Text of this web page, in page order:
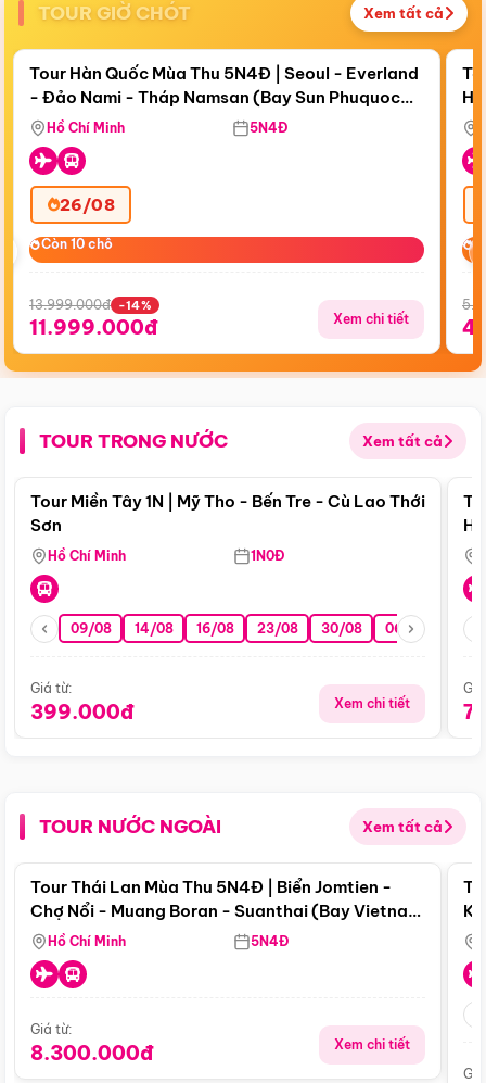
TOUR GIỜ CHÓT Xem tất cả
Còn18 ngày 12:05:01
Bay Sun Phuquoc Airways
Điểm nổi bật
Tour Hàn Quốc Mùa Thu 5N4Đ | Seoul - Everland
- Đảo Nami - Tháp Namsan (Bay Sun Phuquoc
Airways)
Hồ Chí Minh 5N4Đ
26/08
Còn 10 chỗ
Còn 10 chỗ
13.999.000đ -14%
11.999.000đ Xem chi tiết
TOUR TRONG NƯỚC Xem tất cả
Điểm nổi bật
Tour Miền Tây 1N | Mỹ Tho - Bến Tre - Cù Lao Thới
Sơn
Hồ Chí Minh 1N0Đ
09/08 14/08 16/08 23/08 30/08 06/09 13/09
Giá từ:
399.000đ Xem chi tiết
TOUR NƯỚC NGOÀI Xem tất cả
Điểm nổi bật
Tour Thái Lan Mùa Thu 5N4Đ | Biển Jomtien -
Chợ Nổi - Muang Boran - Suanthai (Bay Vietnam
Airlines)
Hồ Chí Minh 5N4Đ
Giá từ:
8.300.000đ Xem chi tiết